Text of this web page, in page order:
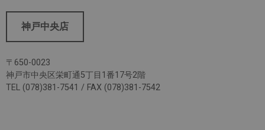
神戸中央店
〒650-0023
神戸市中央区栄町通5丁目1番17号2階
TEL (078)381-7541 / FAX (078)381-7542